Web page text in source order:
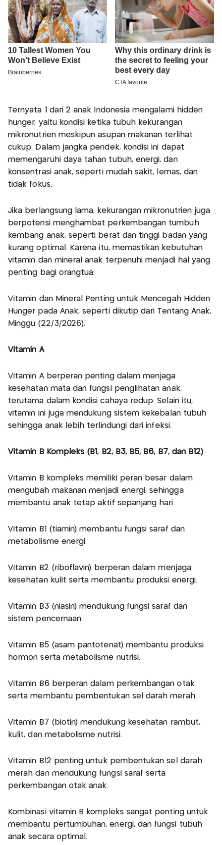
Ternyata 1 dari 2 anak Indonesia mengalami hidden
hunger, yaitu kondisi ketika tubuh kekurangan
mikronutrien meskipun asupan makanan terlihat
cukup. Dalam jangka pendek, kondisi ini dapat
memengaruhi daya tahan tubuh, energi, dan
konsentrasi anak, seperti mudah sakit, lemas, dan
tidak fokus.
Jika berlangsung lama, kekurangan mikronutrien juga
berpotensi menghambat perkembangan tumbuh
kembang anak, seperti berat dan tinggi badan yang
kurang optimal. Karena itu, memastikan kebutuhan
vitamin dan mineral anak terpenuhi menjadi hal yang
penting bagi orangtua.
Vitamin dan Mineral Penting untuk Mencegah Hidden
Hunger pada Anak, seperti dikutip dari Tentang Anak,
Minggu (22/3/2026).
Vitamin A
Vitamin A berperan penting dalam menjaga
kesehatan mata dan fungsi penglihatan anak,
terutama dalam kondisi cahaya redup. Selain itu,
vitamin ini juga mendukung sistem kekebalan tubuh
sehingga anak lebih terlindungi dari infeksi.
Vitamin B Kompleks (B1, B2, B3, B5, B6, B7, dan B12)
Vitamin B kompleks memiliki peran besar dalam
mengubah makanan menjadi energi, sehingga
membantu anak tetap aktif sepanjang hari.
Vitamin B1 (tiamin) membantu fungsi saraf dan
metabolisme energi.
Vitamin B2 (riboflavin) berperan dalam menjaga
kesehatan kulit serta membantu produksi energi.
Vitamin B3 (niasin) mendukung fungsi saraf dan
sistem pencernaan.
Vitamin B5 (asam pantotenat) membantu produksi
hormon serta metabolisme nutrisi.
Vitamin B6 berperan dalam perkembangan otak
serta membantu pembentukan sel darah merah.
Vitamin B7 (biotin) mendukung kesehatan rambut,
kulit, dan metabolisme nutrisi.
Vitamin B12 penting untuk pembentukan sel darah
merah dan mendukung fungsi saraf serta
perkembangan otak anak.
Kombinasi vitamin B kompleks sangat penting untuk
membantu pertumbuhan, energi, dan fungsi tubuh
anak secara optimal.